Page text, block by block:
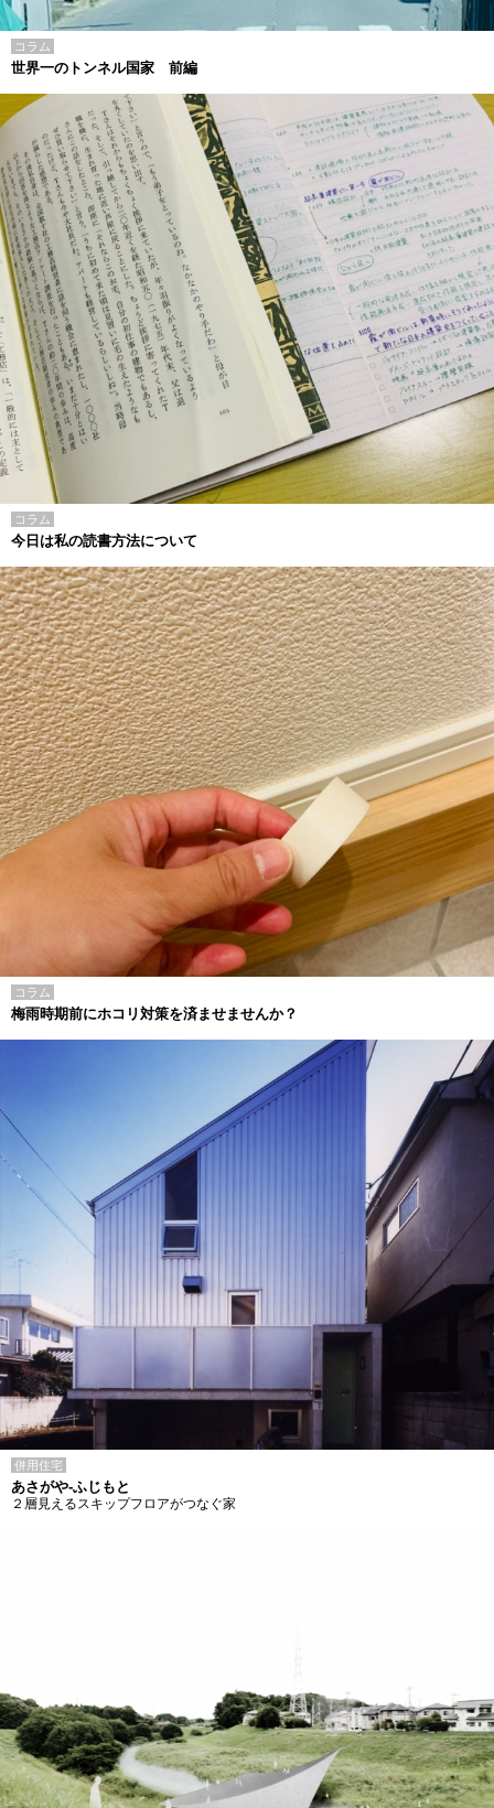
コラム
世界一のトンネル国家 前編
コラム
今日は私の読書方法について
コラム
梅雨時期前にホコリ対策を済ませませんか？
併用住宅
あさがや-ふじもと
２層見えるスキップフロアがつなぐ家